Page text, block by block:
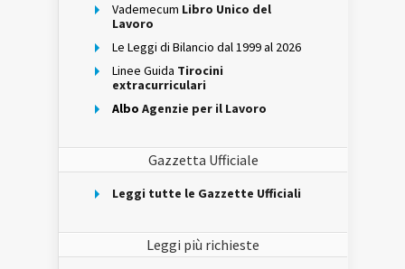
Vademecum Libro Unico del
Lavoro
Le Leggi di Bilancio dal 1999 al 2026
Linee Guida Tirocini
extracurriculari
Albo Agenzie per il Lavoro
Gazzetta Ufficiale
Leggi tutte le Gazzette Ufficiali
Leggi più richieste